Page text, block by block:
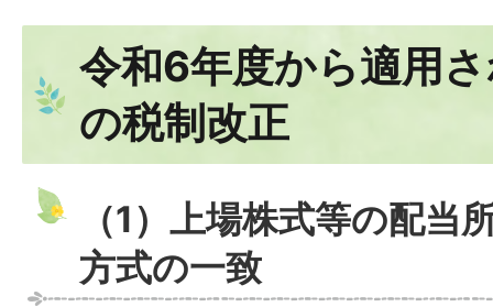
令和6年度から適用
の税制改正
（1）上場株式等の配当
方式の一致